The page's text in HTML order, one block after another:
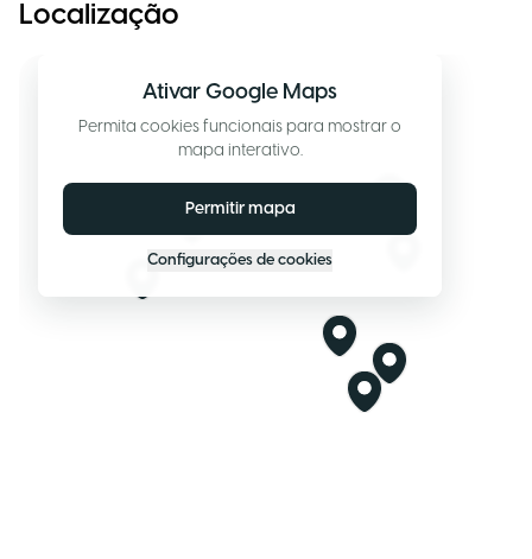
Localização
Ativar Google Maps
Permita cookies funcionais para mostrar o
mapa interativo.
Permitir mapa
Configurações de cookies